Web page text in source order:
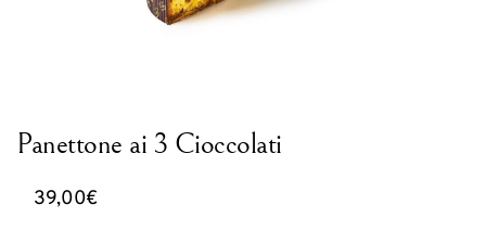
Panettone ai 3 Cioccolati
39,00€